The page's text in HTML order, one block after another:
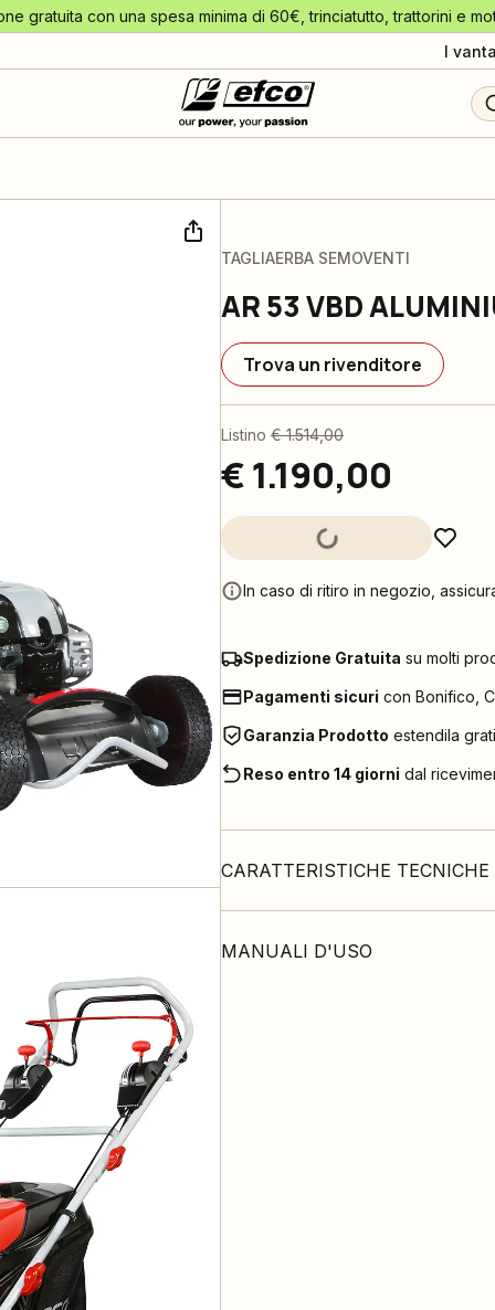
gratuita con una spesa minima di 60€, trinciatutto, trattorini e
I
TAGLIAERBA SEMOVENTI
AR 53 VBD
Trova un rivenditore
Listino € 1.514,00
€ 1.190,00
In caso di ritiro in negozio,
Spedizione Gratuita su molti
Pagamenti sicuri con Bonifico,
Garanzia Prodotto estendila
Reso entro 14 giorni dal
CARATTERISTICHE TECNICHE
MANUALI D'USO